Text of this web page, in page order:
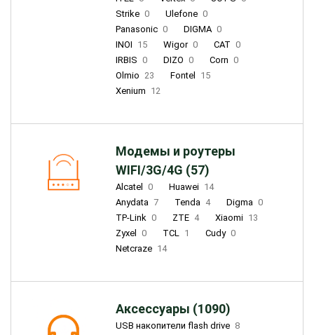
Strike 0 Ulefone 0
Panasonic 0 DIGMA 0
INOI 15 Wigor 0 CAT 0
IRBIS 0 DIZO 0 Corn 0
Olmio 23 Fontel
15
Xenium 12
Модемы и роутеры
WIFI/3G/4G (57)
Alcatel 0 Huawei 14
Anydata 7 Tenda 4 Digma 0
TP-Link 0 ZTE 4 Xiaomi 13
Zyxel
0 TCL 1 Cudy 0
Netcraze 14
Аксессуары (1090)
USB накопители flash drive 8